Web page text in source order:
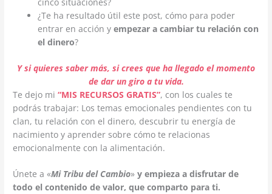
¿Te ha resultado útil este post, cómo para poder
entrar en acción yempezar a cambiar tu relación con
el dinero?
Y si quieres saber más, si crees que ha llegado el momento
de dar un giro a tu vida.
Te dejo mi“MIS RECURSOS GRATIS”, con los cuales te
podrás trabajar: Los temas emocionales pendientes con tu
clan, tu relación con el dinero, descubrir tu energía de
nacimiento y aprender sobre cómo te relacionas
emocionalmente con la alimentación.
Únete a «Mi Tribu del Cambio»y empieza a disfrutar de
todo el contenido de valor, que comparto para ti.